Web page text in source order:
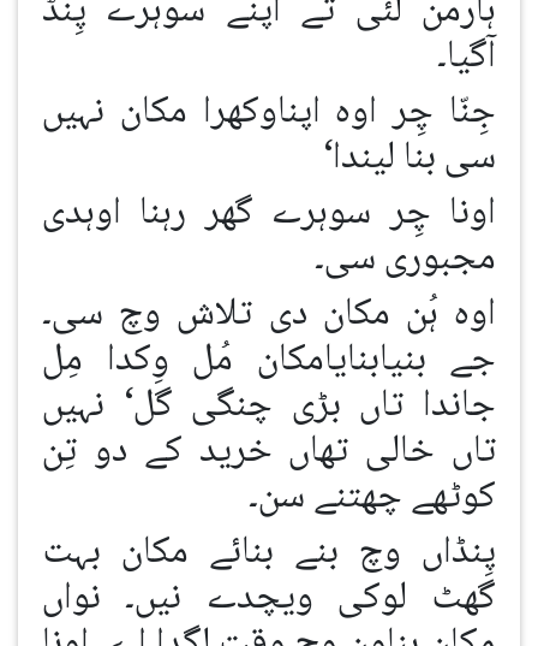
آگیا۔
جِنّا چِر اوہ اپناوکھرا مکان نہیں
سی بنا لیندا‘
اونا چِر سوہرے گھر رہنا اوہدی
مجبوری سی۔
اوہ ہُن مکان دی تلاش وچ سی۔
جے بنیابنایامکان مُل وِکدا مِل
جاندا تاں بڑی چنگی گل‘ نہیں
تاں خالی تھاں خرید کے دو تِن
کوٹھے چھتنے سن۔
پِنڈاں وچ بنے بنائے مکان بہت
گھٹ لوکی ویچدے نیں۔ نواں